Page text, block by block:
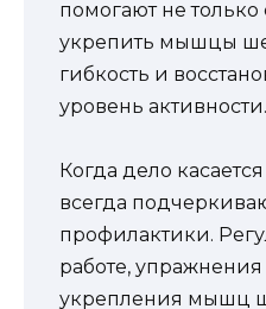
помогают не только
укрепить мышцы
гибкость и
уровень активности.
Когда дело
всегда
профилактики.
работе,
укрепления мышц